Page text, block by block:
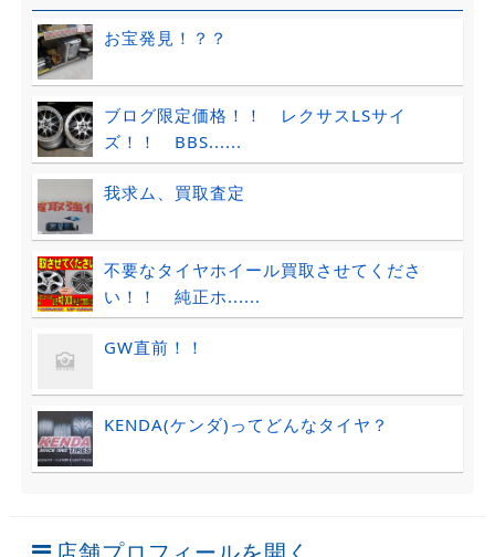
お宝発見！？？
ブログ限定価格！！ レクサスLSサイ
ズ！！ BBS......
我求ム、買取査定
不要なタイヤホイール買取させてくださ
い！！ 純正ホ......
GW直前！！
KENDA(ケンダ)ってどんなタイヤ？